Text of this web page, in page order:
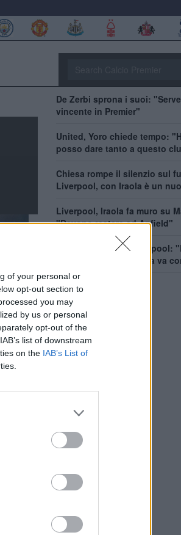
of your personal or
opt-out section to
you may
by us or personal
opt-out of the
list of downstream
on the IAB’s List of
De Zerbi sprona i suoi:
vincente in Premier"
United, Yoro chiede tempo:
posso dare tanto a questo
Chiesa rompe il silenzio sul
Liverpool, con Iraola è un
Liverpool, Iraola fa muro su
"Devono restare ad Anfield"
Iraola si prende il Liverpool:
Anfield. Ma questa rosa va